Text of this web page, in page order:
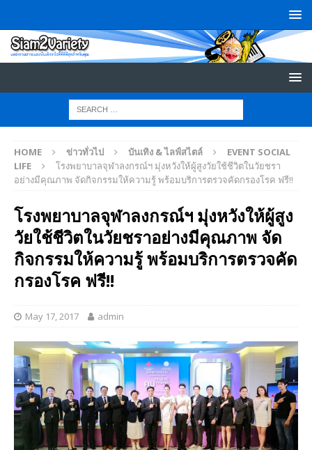
HOME ข่าวทั่วไป บันเทิง & ไลฟ์สไตล์
EVENT SOCIAL
LIFE
โรงพยาบาลจุฬาลงกรณ์ฯ มุ่งหวังให้ผู้สูงวัยใช้ชีวิตในวัยชรา
อย่างมีคุณภาพ จัดกิจกรรมให้ความรู้ พร้อมบริการตรวจคัดกรองโรค ฟรี!!
โรงพยาบาลจุฬาลงกรณ์ฯ มุ่งหวังให้ผู้สูง
วัยใช้ชีวิตในวัยชราอย่างมีคุณภาพ จัด
กิจกรรมให้ความรู้ พร้อมบริการตรวจคัด
กรองโรค ฟรี!!
May 17, 2017 admin